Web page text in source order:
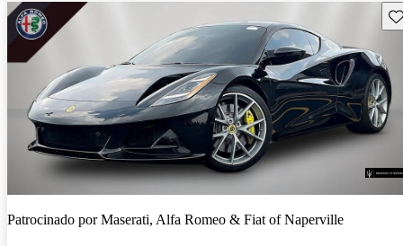
Patrocinado porMaserati, Alfa Romeo & Fiat of Naperville